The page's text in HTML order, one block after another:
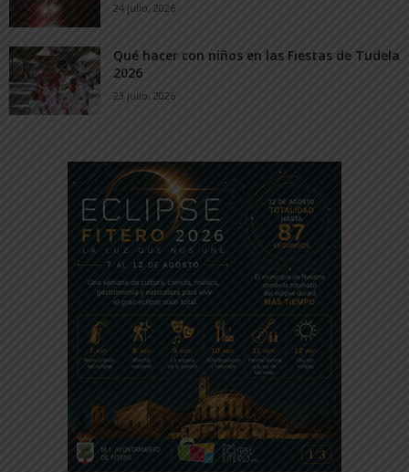
24 julio, 2026
Qué hacer con niños en las Fiestas de Tudela
2026
23 julio, 2026